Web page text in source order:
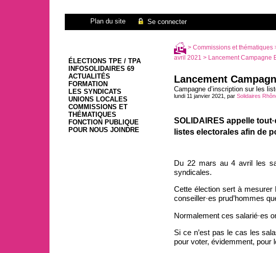
Plan du site Se connecter
ÉLECTIONS TPE / TPA
INFOSOLIDAIRES 69
ACTUALITÉS
FORMATION
LES SYNDICATS
UNIONS LOCALES
COMMISSIONS ET
THÉMATIQUES
FONCTION PUBLIQUE
POUR NOUS JOINDRE
> Commissions et thématiques
avril 2021 > Lancement Campagne
Lancement
Campagne d’inscription sur les
lundi 11 janvier 2021, par Solidaires
SOLIDAIRES appelle
listes electorales afin de
Du 22 mars au 4 avril les
syndicales.
Cette élection sert à mesurer
conseiller·es prud’hommes
Normalement ces salarié·es
Si ce n’est pas le cas les
pour voter, évidemment, pour